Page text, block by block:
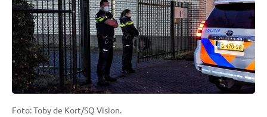
Foto: Toby de Kort/SQ Vision.